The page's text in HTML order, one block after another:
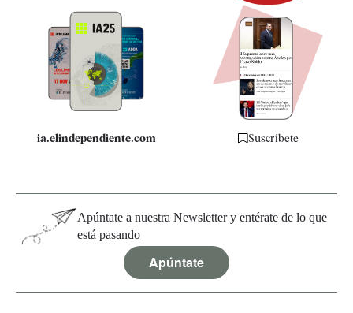
Quiénes somos
Especificaciones
ia.elindependiente.com Suscríbete
Apúntate a nuestra Newsletter y entérate de lo que
está pasando
Apúntate